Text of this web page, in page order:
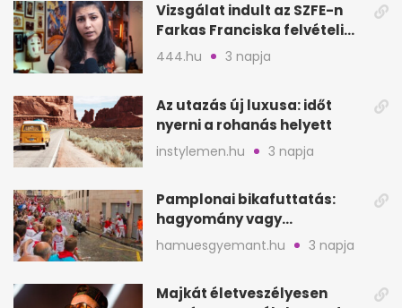
Vizsgálat indult az SZFE-n
Farkas Franciska felvételi
videója után
444.hu 3 napja
Az utazás új luxusa: időt
nyerni a rohanás helyett
instylemen.hu 3 napja
Pamplonai bikafuttatás:
hagyomány vagy
értelmetlen vérontás?
hamuesgyemant.hu 3 napja
Majkát életveszélyesen